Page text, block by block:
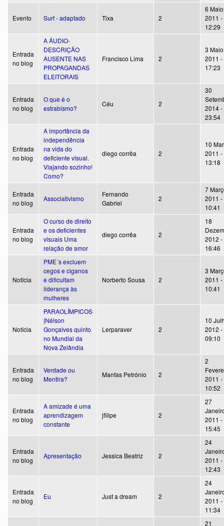
Evento Surf - adaptado Tixa 2
6
2011 -
12:29
Entrada
no blog
A ÁUDIO-
DESCRIÇÃO
AUSENTE NAS
PROPAGANDAS
ELEITORAIS
Francisco Lima 2
3
2011 -
17:23
Entrada
no blog
O que é o
estrabismo?
Céu 2
30
2014 -
23:54
Entrada
no blog
A importância da
independência
na vida do
deficiente visual.
Viajando sozinho!
Como?
diego corrêa 2
10
2011 -
13:18
Entrada
no blog
Associativismo
Fernando
Gabriel
2
7
2011 -
10:41
Entrada
no blog
O curso de direito
e os deficientes
visuais Uma
relação de amor
diego corrêa 2
18
2012 -
16:46
Notícia
PME´s excluem
cegos e ciganos
e dificultam
liderança às
mulheres
Norberto Sousa 2
3
2011 -
10:41
Notícia
PARAOLÍMPICOS
|Nélson
Gonçalves quinto
no Mundial da
Nova Zelândia
Lerparaver 2
10
2012 -
09:10
Entrada
no blog
Verdade ou
Mentira?
Manfas Petrónio 2
2
2011 -
10:52
Entrada
no blog
A amizade é uma
aprendizagem
constante
jfilipe 2
27
2011 -
15:45
Entrada
no blog
Apresentação Jessica Beatriz 2
24
2011 -
12:43
Entrada
no blog
Eu Just a dream 2
24
2011 -
11:34
21